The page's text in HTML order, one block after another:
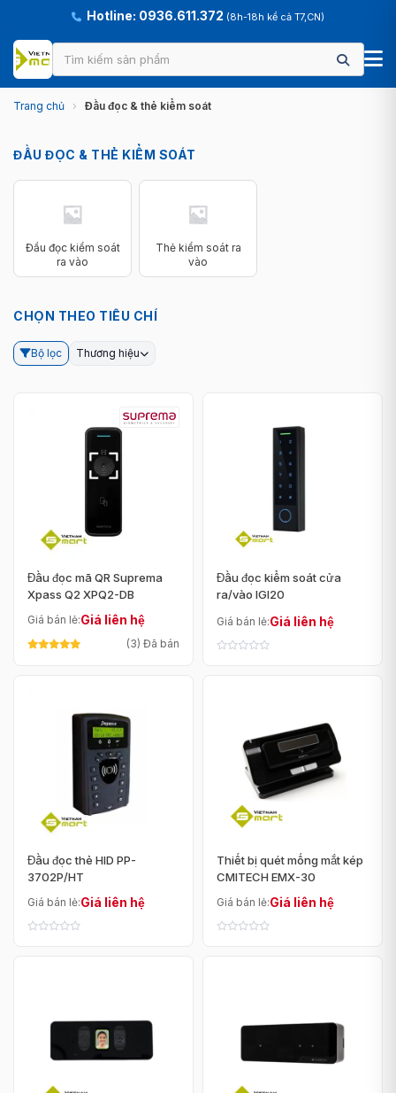
Hotline: 0936.611.372 (8h-18h kể cả T7,CN)
Trang chủ › Đầu đọc & thẻ kiểm soát
ĐẦU ĐỌC & THẺ KIỂM SOÁT
Đầu đọc kiểm soát
ra vào
Thẻ kiểm soát ra
vào
CHỌN THEO TIÊU CHÍ
Bộ lọc Thương hiệu
Đầu đọc mã QR Suprema
Xpass Q2 XPQ2-DB
Giá bán lẻ:Giá liên hệ
(3) Đã bán
Đầu đọc kiểm soát cửa
ra/vào IGI20
Giá bán lẻ:Giá liên hệ
Đầu đọc thẻ HID PP-
3702P/HT
Giá bán lẻ:Giá liên hệ
Thiết bị quét mống mắt kép
CMITECH EMX-30
Giá bán lẻ:Giá liên hệ